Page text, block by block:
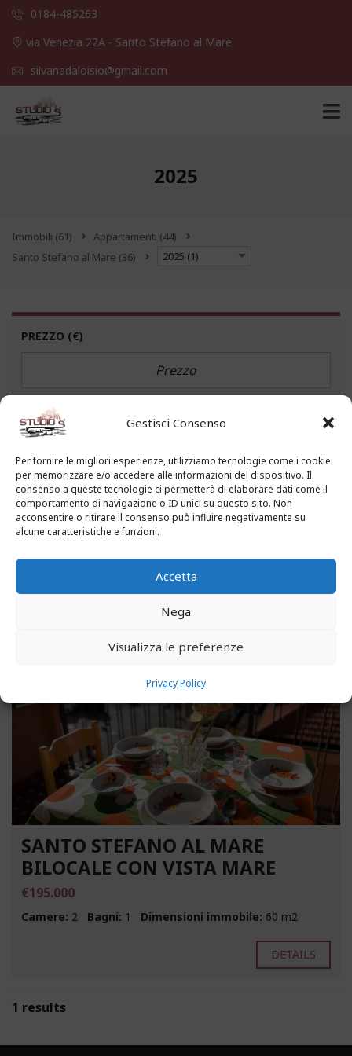
Gestisci Consenso
Per fornire le migliori esperienze, utilizziamo tecnologie come i cookie
per memorizzare e/o accedere alle informazioni del dispositivo. Il
consenso a queste tecnologie ci permetterà di elaborare dati come il
comportamento di navigazione o ID unici su questo sito. Non
acconsentire o ritirare il consenso può influire negativamente su
alcune caratteristiche e funzioni.
Accetta
Nega
Visualizza le preferenze
Privacy Policy
0184-485263
via Venezia 22A - Santo Stefano al Mare
silvanadaloisio@gmail.com
2025
Immobili (61) Appartamenti (44)
Santo Stefano al Mare (36) 2025 (1)
PREZZO (€)
CAMERE
From To
1 FOUND
SANTO STEFANO AL MARE
BILOCALE CON VISTA MARE
€195.000
Camere: 2 Bagni: 1 Dimensioni immobile: 60 m2
DETAILS
1 results